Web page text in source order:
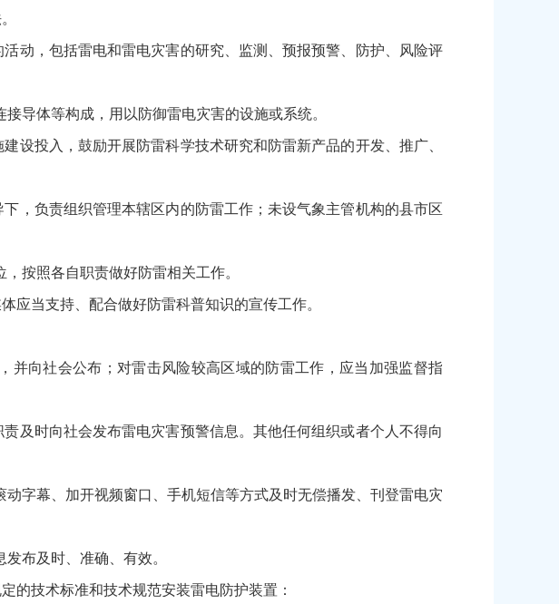
，包括雷电和雷电灾害的研究、监测、预报预警、防护、风险评
体等构成，用以防御雷电灾害的设施或系统。
投入，鼓励开展防雷科学技术研究和防雷新产品的开发、推广、
负责组织管理本辖区内的防雷工作；未设气象主管机构的县市区
按照各自职责做好防雷相关工作。
当支持、配合做好防雷科普知识的宣传工作。
向社会公布；对雷击风险较高区域的防雷工作，应当加强监督指
时向社会发布雷电灾害预警信息。其他任何组织或者个人不得向
幕、加开视频窗口、手机短信等方式及时无偿播发、刊登雷电灾
布及时、准确、有效。
技术标准和技术规范安装雷电防护装置：